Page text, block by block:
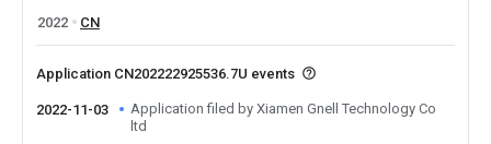
2022
CN
Application CN202222925536.7U events
2022-11-03
Application filed by Xiamen Gnell Technology Co
ltd